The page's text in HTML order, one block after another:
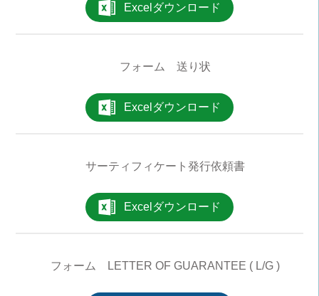
Excelダウンロード
フォーム 送り状
Excelダウンロード
サーティフィケート発行依頼書
Excelダウンロード
フォーム LETTER OF GUARANTEE ( L/G )